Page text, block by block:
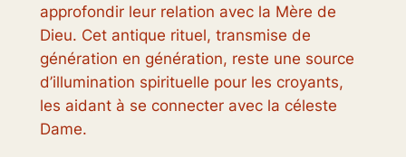
approfondir leur relation avec la Mère de
Dieu. Cet antique rituel, transmise de
génération en génération, reste une source
d’illumination spirituelle pour les croyants,
les aidant à se connecter avec la céleste
Dame.